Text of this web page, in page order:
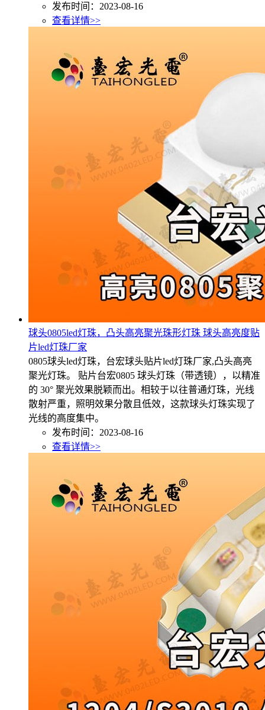
发布时间：2023-08-16
查看详情>>
球头0805led灯珠，凸头高亮聚光珠形灯珠 球头高亮度贴
片led灯珠厂家
0805球头led灯珠，台宏球头贴片led灯珠厂家,凸头高亮
聚光灯珠。 贴片台宏0805 球头灯珠（带透镜），以精准
的 30° 聚光效果脱颖而出。相较于以往普通灯珠，光线
散射严重，照明效果分散且低效，这款球头灯珠实现了
光线的高度集中。
发布时间：2023-08-16
查看详情>>